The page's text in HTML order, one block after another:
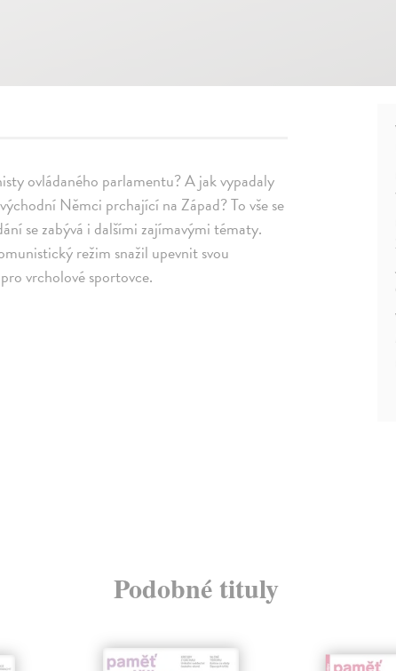
ovládaného parlamentu? A jak vypadaly
Němci prchající na Západ? To vše se
se zabývá i dalšími zajímavými tématy.
režim snažil upevnit svou
vrcholové sportovce.
Podobné tituly